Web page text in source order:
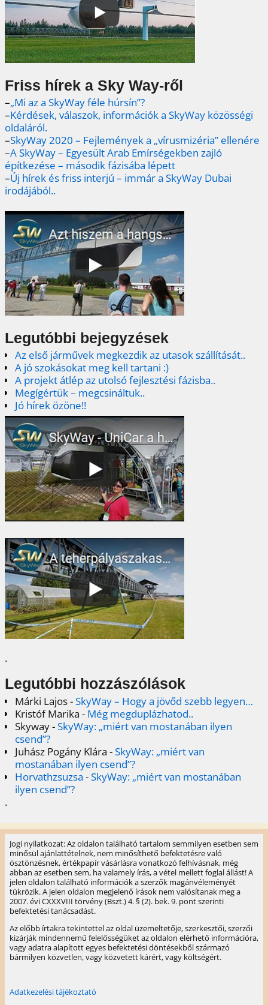
Friss hírek a Sky Way-ről
–„Mi az a SkyWay féle húrsín”?
–Kérdések, válaszok, információk a SkyWay közösségi
oldaláról.
–SkyWay 2020 – Fejlemények a „vírusmizéria” ellenére
–A SkyWay – Egyesült Arab Emírségekben zajló
építkezése – második fázisába lépett
–Új hírek és friss interjú – immár a SkyWay Dubai
irodájából..
Legutóbbi bejegyzések
Az első járművek megkezdik az utasok szállítását..
A jó szokásokat meg kell tartani :)
A projekt átlép az utolsó fejlesztési fázisba..
Megígértük – megcsináltuk..
Jó hírek özöne!!
.
Legutóbbi hozzászólások
Márki Lajos-SkyWay – Hogy a jövőd szebb legyen…
Kristóf Marika - Még megduplázhatod..
Skyway-SkyWay: „miért van mostanában ilyen
csend”?
Juhász Pogány Klára -SkyWay: „miért van
mostanában ilyen csend”?
Horvathzsuzsa -SkyWay: „miért van mostanában
ilyen csend”?
.
Jogi nyilatkozat: Az oldalon található tartalom semmilyen esetben sem
minősül ajánlattételnek, nem minősíthető befektetésre való
ösztönzésnek, értékpapír vásárlásra vonatkozó felhívásnak, még
abban az esetben sem, ha valamely írás, a vétel mellett foglal állást! A
jelen oldalon található információk a szerzők magánvéleményét
tükrözik. A jelen oldalon megjelenő írások nem valósítanak meg a
2007. évi CXXXVIII törvény (Bszt.) 4. § (2). bek. 9. pont szerinti
befektetési tanácsadást.
Az előbb írtakra tekintettel az oldal üzemeltetője, szerkesztői, szerzői
kizárják mindennemű felelősségüket az oldalon elérhető információra,
vagy adatra alapított egyes befektetési döntésekből származó
bármilyen közvetlen, vagy közvetett kárért, vagy költségért.
Adatkezelési tájékoztató